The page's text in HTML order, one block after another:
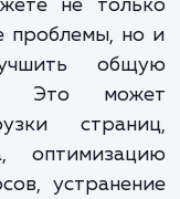
Мы
и методики
результатов,
устранить